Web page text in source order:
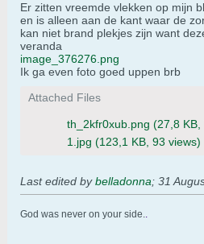
Er zitten vreemde vlekken op mijn
en is alleen aan de kant waar de
kan niet brand plekjes zijn want
veranda
image_376276.png
Ik ga even foto goed uppen brb
Attached Files
th_2kfr0xub.png (27,8 KB,
1.jpg (123,1 KB, 93 views)
Last edited bybelladonna; 31
God was never on your side..